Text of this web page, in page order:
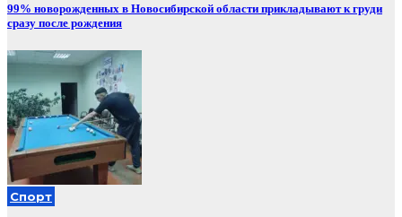
99% новорожденных в Новосибирской области прикладывают к груди
сразу после рождения
Спорт